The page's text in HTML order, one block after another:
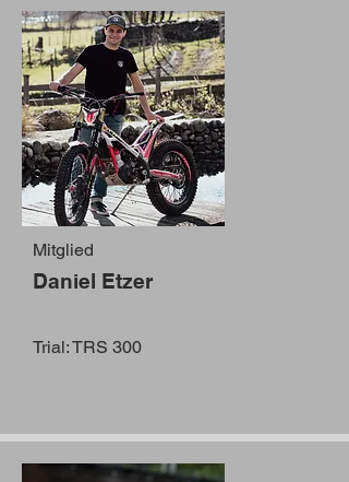
Mitglied
Daniel Etzer
Trial: TRS 300